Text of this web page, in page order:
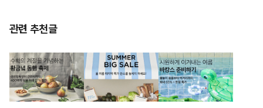
관련 추천글